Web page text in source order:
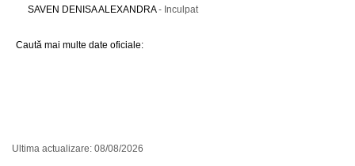
SAVEN DENISA ALEXANDRA- Inculpat
Caută mai multe date oficiale:
Ultima actualizare: 08/08/2026